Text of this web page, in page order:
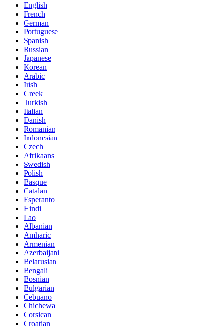
English
French
German
Portuguese
Spanish
Russian
Japanese
Korean
Arabic
Irish
Greek
Turkish
Italian
Danish
Romanian
Indonesian
Czech
Afrikaans
Swedish
Polish
Basque
Catalan
Esperanto
Hindi
Lao
Albanian
Amharic
Armenian
Azerbaijani
Belarusian
Bengali
Bosnian
Bulgarian
Cebuano
Chichewa
Corsican
Croatian